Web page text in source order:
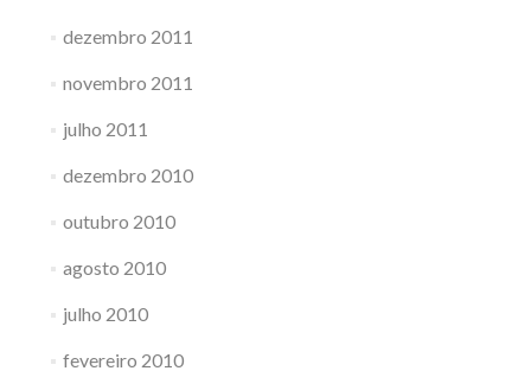
dezembro 2011
novembro 2011
julho 2011
dezembro 2010
outubro 2010
agosto 2010
julho 2010
fevereiro 2010